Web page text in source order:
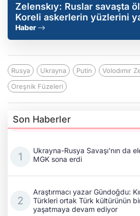
Zelenskıy: Ruslar savaşta
Koreli askerlerin yüzlerini
Haber
Rusya Ukrayna Putin
Volodımır
Oreşnik Füzeleri
Son Haberler
Ukrayna-Rusya Savaşı'nın da
MGK sona erdi
Araştırmacı yazar Gündoğdu:
Türkleri ortak Türk kültürünün
yaşatmaya devam ediyor